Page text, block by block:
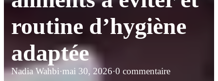
routine d’hygiène
adaptée
Nadia Wahbi·mai 30, 2026·0 commentaire